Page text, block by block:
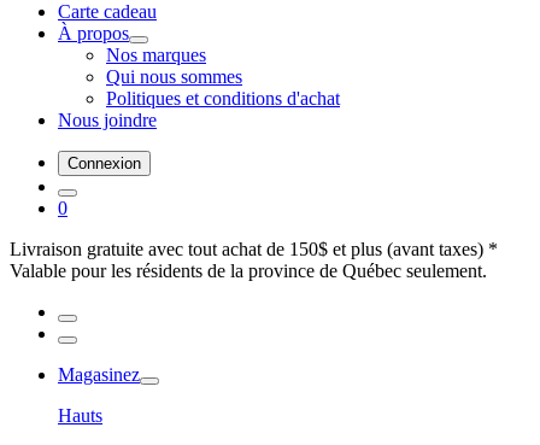
Carte cadeau
À propos
Nos marques
Qui nous sommes
Politiques et conditions d'achat
Nous joindre
Connexion
0
Livraison gratuite avec tout achat de 150$ et plus (avant taxes) *
Valable pour les résidents de la province de Québec seulement.
Magasinez
Hauts